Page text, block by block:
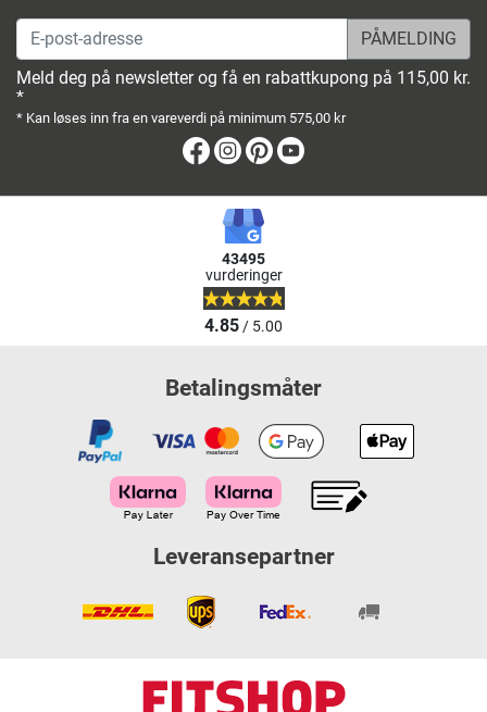
E-post-adresse
Meld deg på newsletter og få en rabattkupong på 115,00 kr.
*
* Kan løses inn fra en vareverdi på minimum 575,00 kr
Facebook
Instagram
Pinterest
43495
vurderinger
4.85/ 5.00
Betalingsmåter
Leveransepartner